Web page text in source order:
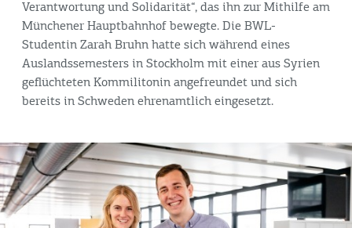
Verantwortung und Solidarität“, das ihn zur Mithilfe am
Münchener Hauptbahnhof bewegte. Die BWL-
Studentin Zarah Bruhn hatte sich während eines
Auslandssemesters in Stockholm mit einer aus Syrien
geflüchteten Kommilitonin angefreundet und sich
bereits in Schweden ehrenamtlich eingesetzt.